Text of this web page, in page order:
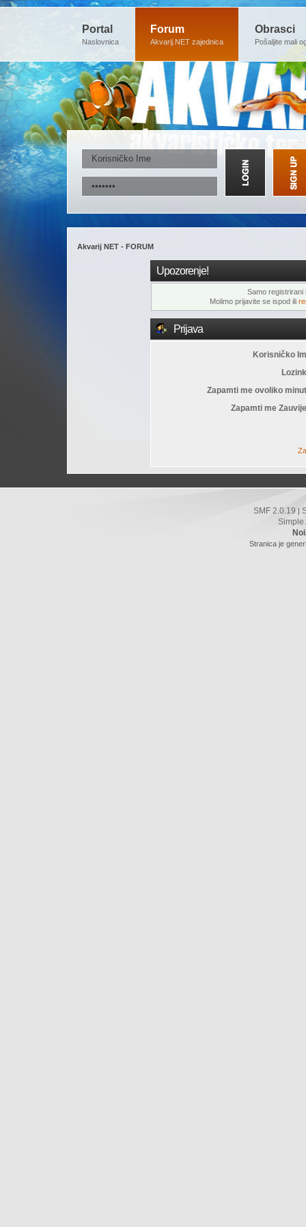
Portal
Naslovnica
Forum
Akvarij.NET zajednica
Obrasci
Pošaljite mali
Akvarij NET - FORUM
Upozorenje!
Samo registrirani
Molimo prijavite se ispod ili
Prijava
Korisničko
Zapamti me ovoliko
Zapamti me
SMF 2.0.19
Simple
Stranica je